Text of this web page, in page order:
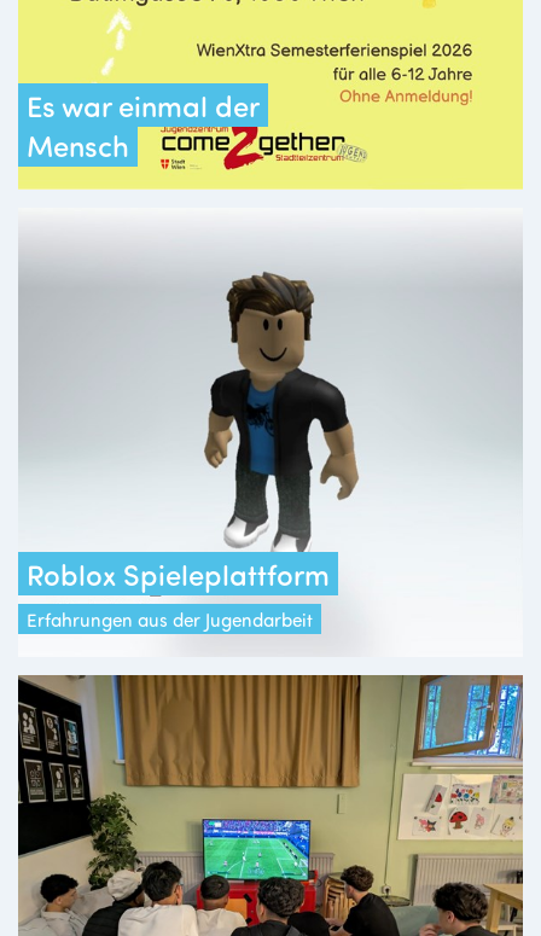
Es war einmal der
Mensch
Roblox Spieleplattform
Erfahrungen aus der Jugendarbeit